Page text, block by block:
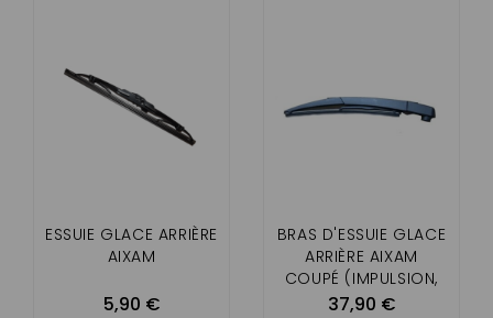
ESSUIE GLACE ARRIÈRE
AIXAM
5,90 €
BRAS D'ESSUIE GLACE
ARRIÈRE AIXAM
COUPÉ (IMPULSION,
VISION, SENSATION)
37,90 €